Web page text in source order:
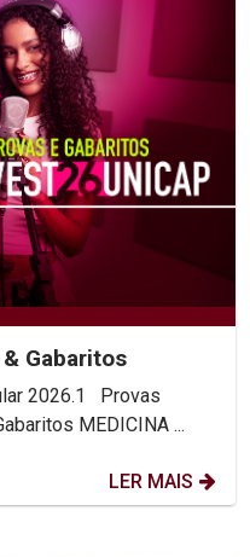
& Gabaritos
Provas
MEDICINA DEMAIS CURSOS Gabaritos MEDICINA ...
LER MAIS